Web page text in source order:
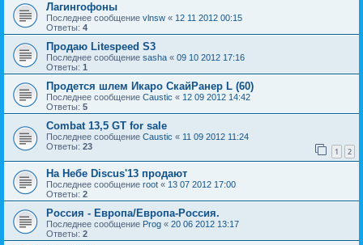
Лагингофоны
Последнее сообщение vlnsw « 12 11 2012 00:15
Ответы: 4
Продаю Litespeed S3
Последнее сообщение sasha « 09 10 2012 17:16
Ответы: 1
Продется шлем Икаро СкайРанер L (60)
Последнее сообщение Caustic « 12 09 2012 14:42
Ответы: 5
Combat 13,5 GT for sale
Последнее сообщение Caustic « 11 09 2012 11:24
Ответы: 23 1 2
На Небе Discus'13 продают
Последнее сообщение root « 13 07 2012 17:00
Ответы: 2
Россия - Европа/Европа-Россия.
Последнее сообщение Prog « 20 06 2012 13:17
Ответы: 2